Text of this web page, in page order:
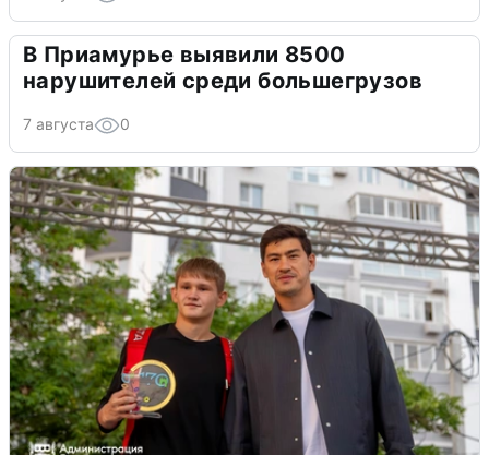
В Приамурье выявили 8500
нарушителей среди большегрузов
7 августа 0